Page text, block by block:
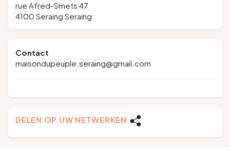
rue Afred-Smets 47
4100 Seraing Seraing
Contact
maisondupeuple.seraing@gmail.com
DELEN OP UW NETWERKEN